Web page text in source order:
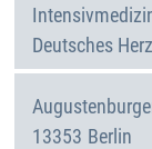
Deutsches
13353 Berlin